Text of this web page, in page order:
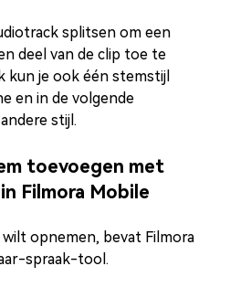
splitsen om een
deel van de clip toe te
kun je ook één stemstijl
en in de volgende
stijl.
toevoegen met
Filmora Mobile
opnemen, bevat Filmora
spraak-tool.